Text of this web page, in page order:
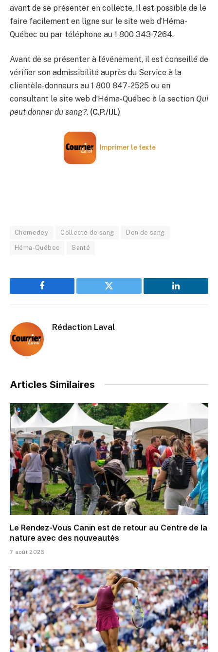
avant de se présenter en collecte. Il est possible de le
faire facilement en ligne sur le site web d’Héma-
Québec ou par téléphone au 1 800 343-7264.
Avant de se présenter à l’événement, il est conseillé de
vérifier son admissibilité auprès du Service à la
clientèle-donneurs au 1 800 847-2525 ou en
consultant le site web d’Héma-Québec à la section Qui
peut donner du sang?. (C.P./IJL)
Imprimer le texte
Chomedey Collecte de sang Don de sang
Héma-Québec Santé
Facebook Twitter LinkedIn
Rédaction Laval
Articles Similaires
Le Rendez-Vous Canin est de retour au Centre de la
nature avec des nouveautés
7 août 2026